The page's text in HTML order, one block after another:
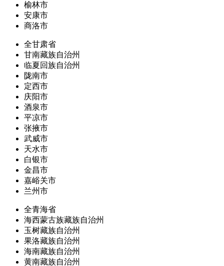
榆林市
安康市
商洛市
全甘肃省
甘南藏族自治州
临夏回族自治州
陇南市
定西市
庆阳市
酒泉市
平凉市
张掖市
武威市
天水市
白银市
金昌市
嘉峪关市
兰州市
全青海省
海西蒙古族藏族自治州
玉树藏族自治州
果洛藏族自治州
海南藏族自治州
黄南藏族自治州